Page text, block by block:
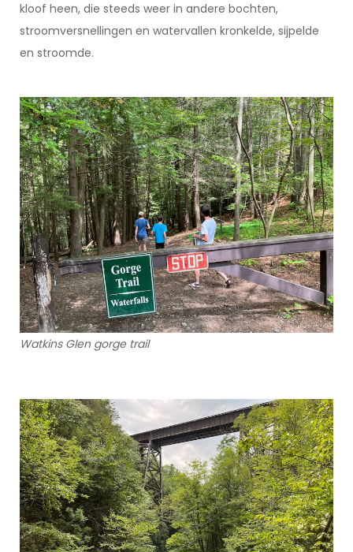
kloof heen, die steeds weer in andere bochten,
stroomversnellingen en watervallen kronkelde, sijpelde
en stroomde.
Watkins Glen gorge trail